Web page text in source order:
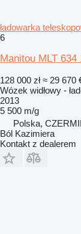
ładowarka
6
Manitou MLT 634
128 000 zł ≈ 29 670
Wózek widłowy -
2013
5 500 m/g
Polska,
Ból Kazimiera
Kontakt z dealerem